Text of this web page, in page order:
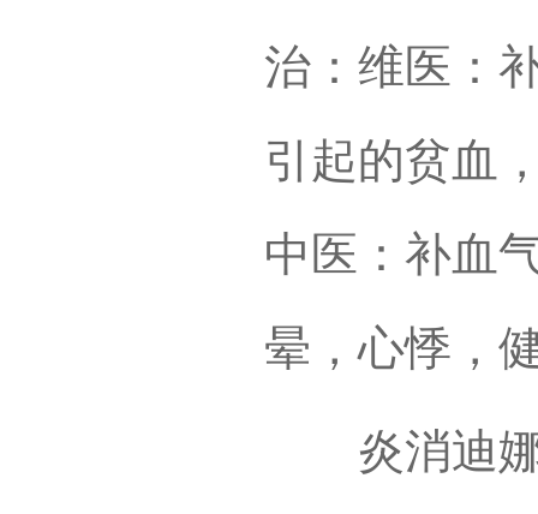
治：维医：
引起的贫血
中医：补血
晕，心悸，
炎消迪娜